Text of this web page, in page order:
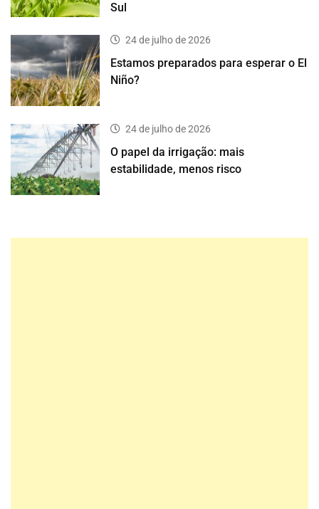
Sul
24 de julho de 2026
Estamos preparados para esperar o El
Niño?
24 de julho de 2026
O papel da irrigação: mais
estabilidade, menos risco